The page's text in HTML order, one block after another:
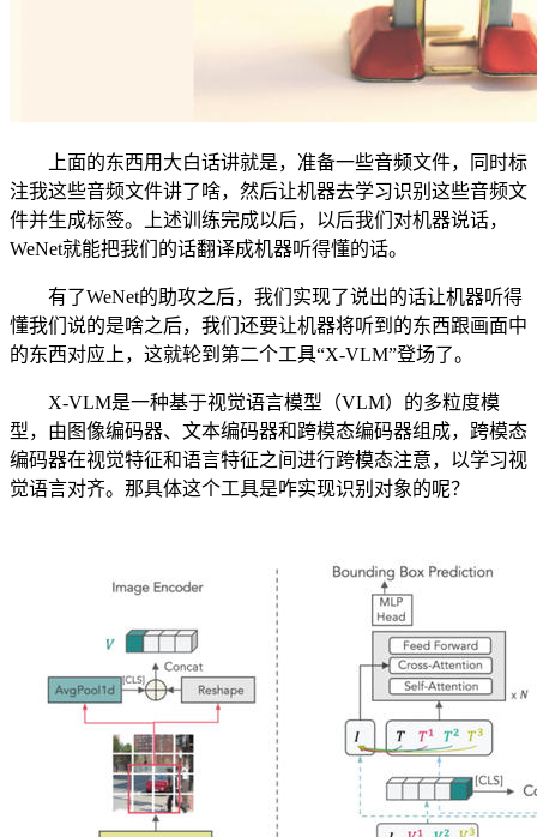
上面的东西用大白话讲就是，准备一些音频文件，同时标
注我这些音频文件讲了啥，然后让机器去学习识别这些音频文
件并生成标签。上述训练完成以后，以后我们对机器说话，
WeNet就能把我们的话翻译成机器听得懂的话。
有了WeNet的助攻之后，我们实现了说出的话让机器听得
懂我们说的是啥之后，我们还要让机器将听到的东西跟画面中
的东西对应上，这就轮到第二个工具“X-VLM”登场了。
X-VLM是一种基于视觉语言模型（VLM）的多粒度模
型，由图像编码器、文本编码器和跨模态编码器组成，跨模态
编码器在视觉特征和语言特征之间进行跨模态注意，以学习视
觉语言对齐。那具体这个工具是咋实现识别对象的呢？